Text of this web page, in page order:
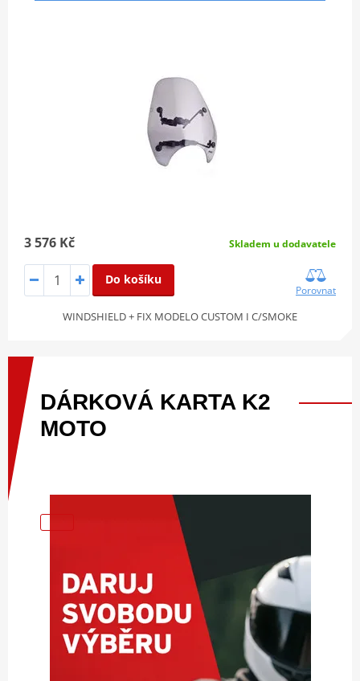
3 576 Kč Skladem u dodavatele
Do košíku
Porovnat
WINDSHIELD + FIX MODELO CUSTOM I C/SMOKE
DÁRKOVÁ KARTA K2
MOTO